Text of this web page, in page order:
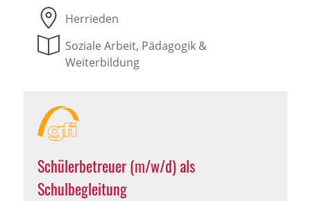
Herrieden
Soziale Arbeit, Pädagogik &
Weiterbildung
Schülerbetreuer (m/w/d) als
Schulbegleitung